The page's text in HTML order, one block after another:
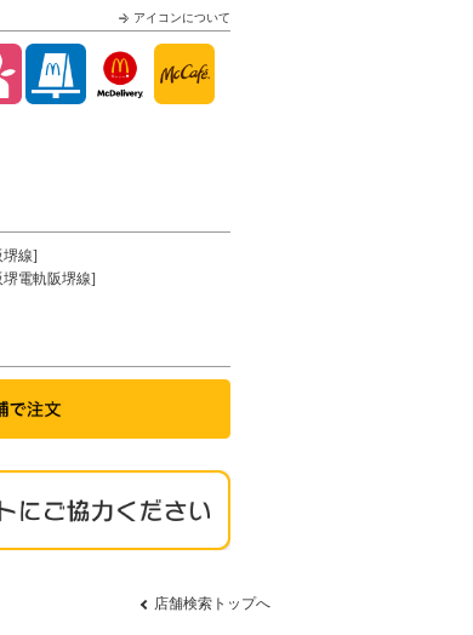
アイコンについて
堺線]
電軌阪堺線]
店舗検索トップへ